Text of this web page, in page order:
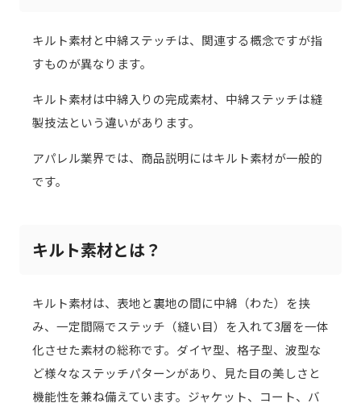
キルト素材と中綿ステッチは、関連する概念ですが指
すものが異なります。
キルト素材は中綿入りの完成素材、中綿ステッチは縫
製技法という違いがあります。
アパレル業界では、商品説明にはキルト素材が一般的
です。
キルト素材とは？
キルト素材は、表地と裏地の間に中綿（わた）を挟
み、一定間隔でステッチ（縫い目）を入れて3層を一体
化させた素材の総称です。ダイヤ型、格子型、波型な
ど様々なステッチパターンがあり、見た目の美しさと
機能性を兼ね備えています。ジャケット、コート、バ